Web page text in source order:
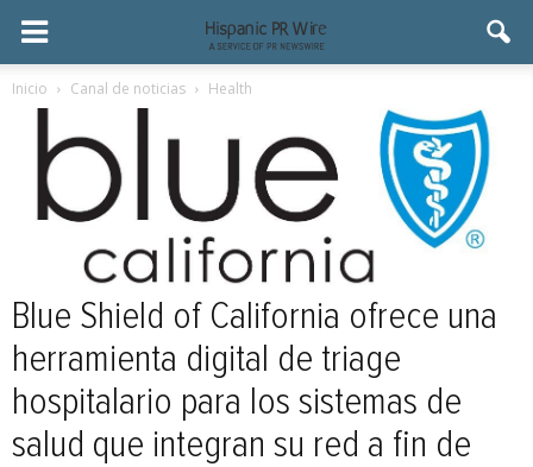
Inicio Canal de noticias Health
Blue Shield of California ofrece una
herramienta digital de triage
hospitalario para los sistemas de
salud que integran su red a fin de